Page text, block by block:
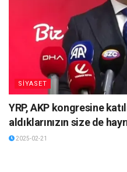
SİYASET
YRP, AKP kongresine
aldıklarınızın size de
2025-02-21